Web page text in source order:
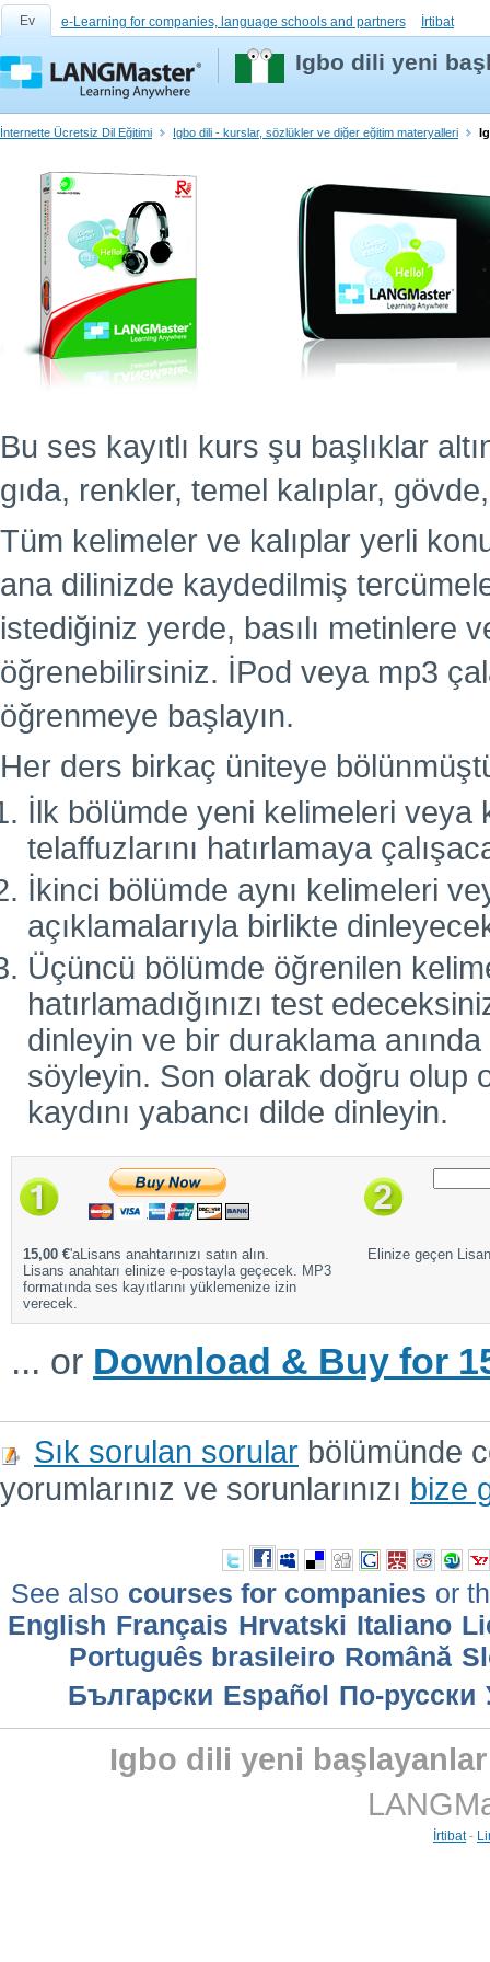
Ev e-Learning for companies, language schools and partners İrtibat
Igbo dili yeni
İnternette Ücretsiz Dil Eğitimi Igbo dili - kurslar, sözlükler ve diğer eğitim materyalleri
Bu ses kayıtlı kurs şu başlıklar
gıda, renkler, temel kalıplar,
Tüm kelimeler ve kalıplar yerli
ana dilinizde kaydedilmiş
istediğiniz yerde, basılı metinlere
öğrenebilirsiniz. İPod veya mp3
öğrenmeye başlayın.
Her ders birkaç üniteye
İlk bölümde yeni kelimeleri veya
telaffuzlarını hatırlamaya
İkinci bölümde aynı kelimeleri
açıklamalarıyla birlikte
Üçüncü bölümde öğrenilen
hatırlamadığınızı test
dinleyin ve bir duraklama
söyleyin. Son olarak doğru olup
kaydını yabancı dilde dinleyin.
15,00 €'aLisans anahtarınızı satın alın.
Lisans anahtarı elinize e-postayla geçecek. MP3
formatında ses kayıtlarını yüklemenize izin
verecek.
Elinize geçen
... or Download & Buy for
Sık sorulan sorular bölümünde
yorumlarınız ve sorunlarınızı bize
See also courses for companies or
English Français Hrvatski Italiano
Português brasileiro Română
Български Еspañol По-русски
Igbo dili yeni
İrtibat-